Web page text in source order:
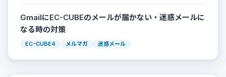
GmailにEC-CUBEのメールが届かない・迷惑メールに
なる時の対策
EC-CUBE4 メルマガ 迷惑メール